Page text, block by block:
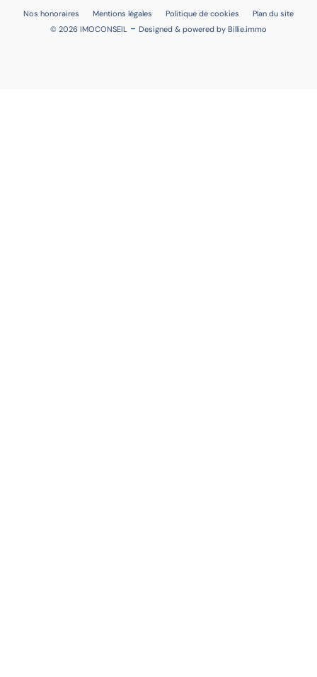
Nos honoraires Mentions légales Politique de cookies
Plan du site
© 2026 IMOCONSEIL - Designed & powered by Billie.immo